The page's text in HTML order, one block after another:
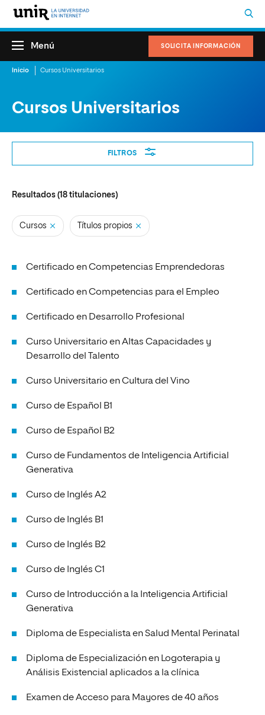
SOLICITA INFORMACIÓN
Menú
Inicio Cursos Universitarios
Cursos Universitarios
FILTROS
Resultados (18 titulaciones)
Cursos Títulos propios
Certificado en Competencias Emprendedoras
Certificado en Competencias para el Empleo
Certificado en Desarrollo Profesional
Curso Universitario en Altas Capacidades y
Desarrollo del Talento
Curso Universitario en Cultura del Vino
Curso de Español B1
Curso de Español B2
Curso de Fundamentos de Inteligencia Artificial
Generativa
Curso de Inglés A2
Curso de Inglés B1
Curso de Inglés B2
Curso de Inglés C1
Curso de Introducción a la Inteligencia Artificial
Generativa
Diploma de Especialista en Salud Mental Perinatal
Diploma de Especialización en Logoterapia y
Análisis Existencial aplicados a la clínica
Examen de Acceso para Mayores de 40 años